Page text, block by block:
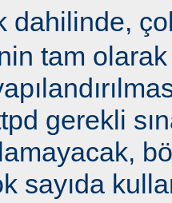
dahilinde,
tam olarak
gerekli
sayıda